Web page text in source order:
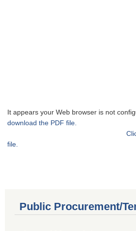
It appears your Web browser is not
download the PDF file.
file.
Public Procurement/